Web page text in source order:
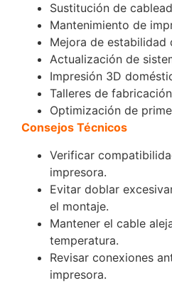
Sustitución de
Mantenimiento de
Mejora de estabilidad
Actualización de
Impresión 3D
Talleres de
Optimización de
Consejos Técnicos
Verificar
impresora.
Evitar doblar
el montaje.
Mantener el cable
temperatura.
Revisar conexiones
impresora.